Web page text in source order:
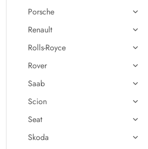
Porsche
Renault
Rolls-Royce
Rover
Saab
Scion
Seat
Skoda